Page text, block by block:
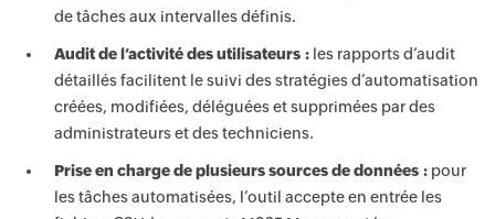
de tâches aux intervalles définis.
Audit de l’activité des utilisateurs :les rapports d’audit
détaillés facilitent le suivi des stratégies d’automatisation
créées, modifiées, déléguées et supprimées par des
administrateurs et des techniciens.
Prise en charge de plusieurs sources de données :pour
les tâches automatisées, l’outil accepte en entrée les